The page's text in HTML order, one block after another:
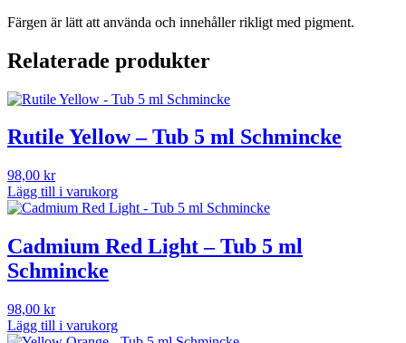
Färgen är lätt att använda och innehåller rikligt med pigment.
Relaterade produkter
Rutile Yellow – Tub 5 ml Schmincke
98,00 kr
Lägg till i varukorg
Cadmium Red Light – Tub 5 ml
Schmincke
98,00 kr
Lägg till i varukorg